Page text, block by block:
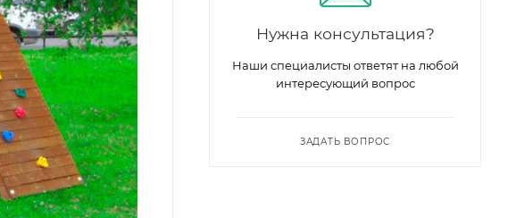
Нужна консультация?
Наши специалисты ответят на любой
интересующий вопрос
ЗАДАТЬ ВОПРОС